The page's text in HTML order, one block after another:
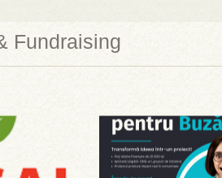
Fundraising